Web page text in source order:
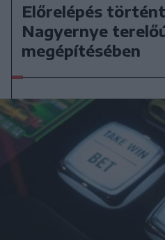
Előrelépés
Nagyernye
megépítésében